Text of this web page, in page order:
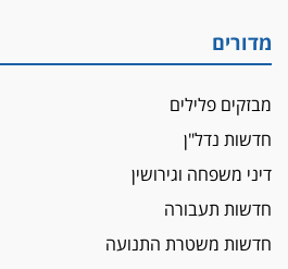
תובעת משטרתית פוטרה בחשד
שנחשף בפעילות בלשים בטלגרם
לא בכל יום
הכנסת אישרה
הגבלת שכר טרחה בייצוג נכי
איבה
איתות מירושלים
מדורים
מבזקים פלילים
חדשות נדל"ן
דיני משפחה וגירושין
חדשות תעבורה
חדשות משטרת התנועה